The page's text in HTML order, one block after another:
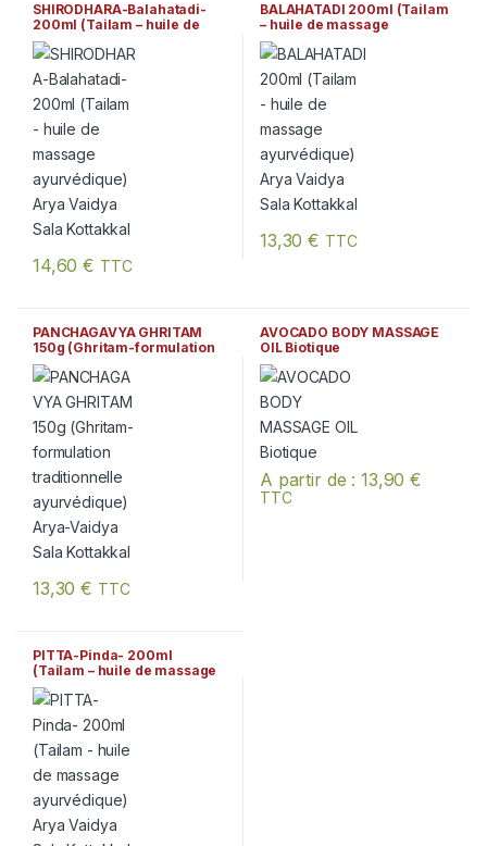
SHIRODHARA-Balahatadi-
200ml (Tailam – huile de
massage ayurvédique) Arya
Vaidya Sala Kottakkal
14,60€ TTC
BALAHATADI 200ml (Tailam
– huile de massage
ayurvédique) Arya Vaidya
Sala Kottakkal
13,30€ TTC
PANCHAGAVYA GHRITAM
150g (Ghritam-formulation
traditionnelle ayurvédique)
Arya-Vaidya Sala Kottakkal
13,30€ TTC
AVOCADO BODY MASSAGE
OIL Biotique
A partir de :13,90€
TTC
Ce produit a plusieurs
PITTA-Pinda- 200ml
(Tailam – huile de massage
ayurvédique) Arya Vaidya
Sala Kottakkal